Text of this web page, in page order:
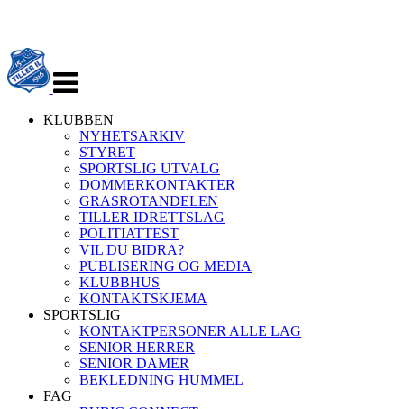
navigasjon
KLUBBEN
NYHETSARKIV
STYRET
SPORTSLIG UTVALG
DOMMERKONTAKTER
GRASROTANDELEN
TILLER IDRETTSLAG
POLITIATTEST
VIL DU BIDRA?
PUBLISERING OG MEDIA
KLUBBHUS
KONTAKTSKJEMA
SPORTSLIG
KONTAKTPERSONER ALLE LAG
SENIOR HERRER
SENIOR DAMER
BEKLEDNING HUMMEL
FAG